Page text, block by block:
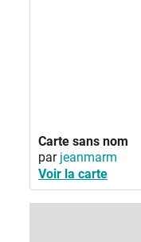
Carte sans nom
par jeanmarm
Voir la carte